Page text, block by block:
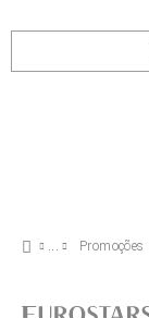
Promoções